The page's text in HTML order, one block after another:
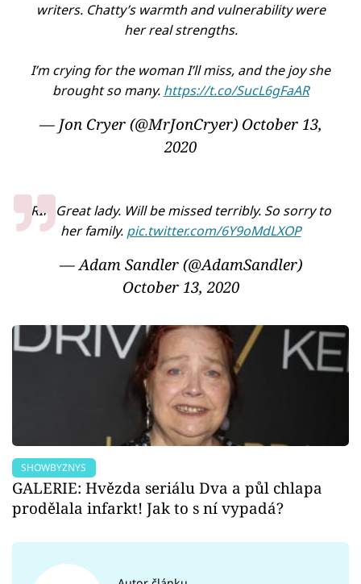
writers. Chatty’s warmth and vulnerability were
her real strengths.
I’m crying for the woman I’ll miss, and the joy she
brought so many. https://t.co/SucL6gFaAR
— Jon Cryer (@MrJonCryer) October 13,
2020
RIP. Great lady. Will be missed terribly. So sorry to
her family. pic.twitter.com/6Y9oMdLXOP
— Adam Sandler (@AdamSandler)
October 13, 2020
SHOWBYZNYS
GALERIE: Hvězda seriálu Dva a půl chlapa
prodělala infarkt! Jak to s ní vypadá?